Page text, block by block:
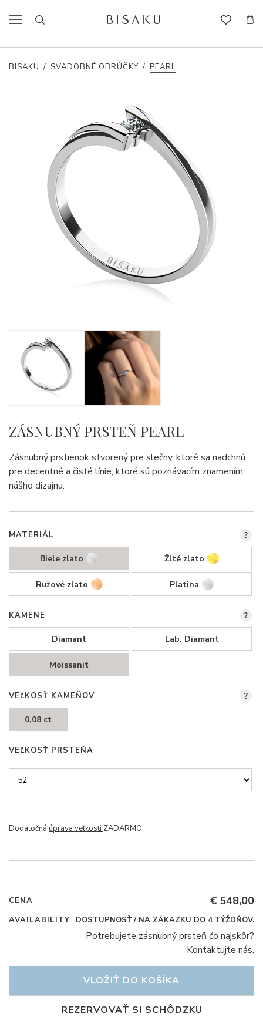
BISAKU / SVADOBNÉ OBRÚČKY / PEARL
ZÁSNUBNÝ PRSTEŇ PEARL
Zásnubný prstienok stvorený pre slečny, ktoré sa nadchnú
pre decentné a čisté línie, ktoré sú poznávacím znamením
nášho dizajnu.
MATERIÁL
Biele zlato Žlté zlato
Ružové zlato Platina
?
KAMENE
Diamant Lab. Diamant
Moissanit
?
VEĽKOSŤ KAMEŇOV
0,08 ct
?
VEĽKOSŤ PRSTEŇA
Dodatočná úprava veľkosti ZADARMO
CENA € 548,00
AVAILABILITY DOSTUPNOSŤ / NA ZÁKAZKU DO 4 TÝŽDŇOV.
Potrebujete zásnubný prsteň čo najskôr?
Kontaktujte nás.
REZERVOVAŤ SI SCHÔDZKU
VLOŽIŤ DO KOŠÍKA